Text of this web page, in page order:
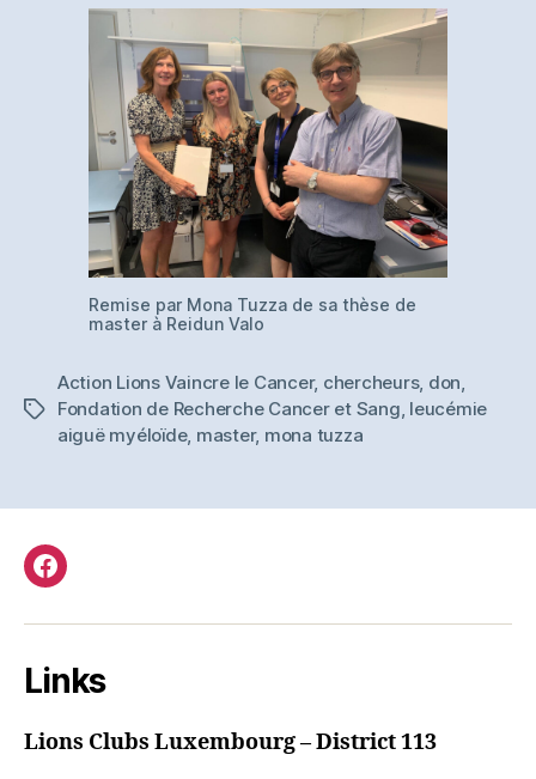
Remise par Mona Tuzza de sa thèse de
master à Reidun Valo
Tags
Action Lions Vaincre le Cancer, chercheurs, don
Fondation de Recherche Cancer et Sang leucémie
aiguë myéloïde, master, mona tuzza
Facebook
Links
Lions Clubs Luxembourg – District 113